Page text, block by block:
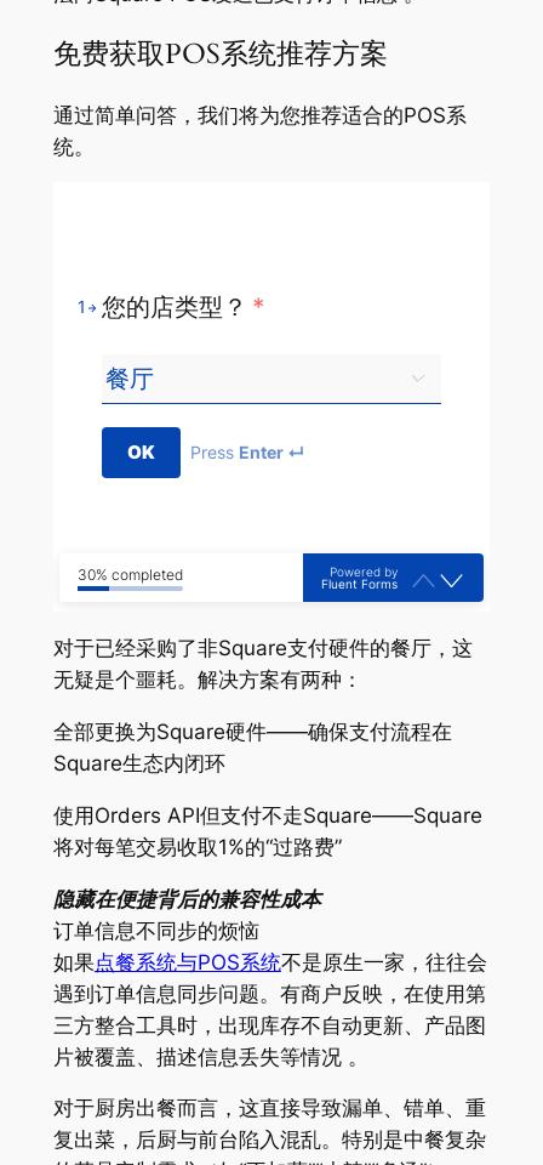
免费获取POS系统推荐方案
通过简单问答，我们将为您推荐适合的POS系
统。
1 您的店类型？ *
OK Press Enter ↵
30% completed
Powered by
Fluent Forms
对于已经采购了非Square支付硬件的餐厅，这
无疑是个噩耗。解决方案有两种：
全部更换为Square硬件——确保支付流程在
Square生态内闭环
使用Orders API但支付不走Square——Square
将对每笔交易收取1%的“过路费”
隐藏在便捷背后的兼容性成本
订单信息不同步的烦恼
如果点餐系统与POS系统不是原生一家，往往会
遇到订单信息同步问题。有商户反映，在使用第
三方整合工具时，出现库存不自动更新、产品图
片被覆盖、描述信息丢失等情况 。
对于厨房出餐而言，这直接导致漏单、错单、重
复出菜，后厨与前台陷入混乱。特别是中餐复杂